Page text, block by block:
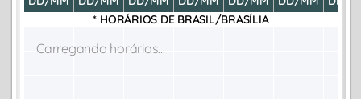
* HORÁRIOS DE BRASIL/BRASÍLIA
Carregando horários...